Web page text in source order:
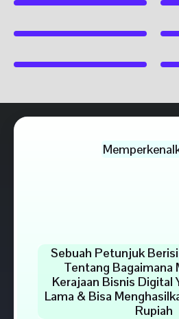
Sebuah Petunjuk
Tentang Bagaimana
Kerajaan Bisnis Digital
Lama & Bisa
Rupiah